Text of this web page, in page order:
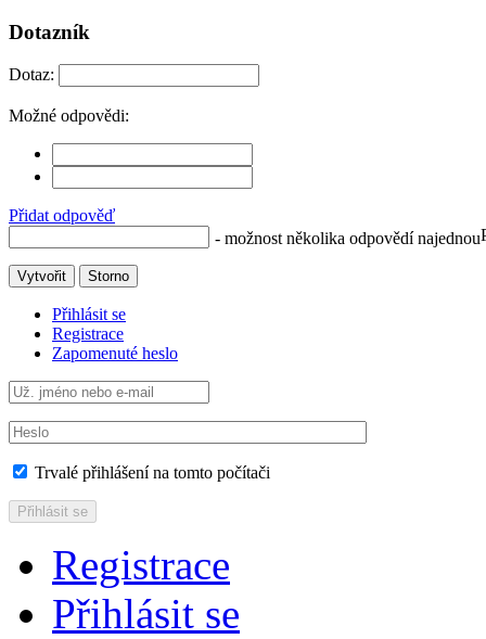
Dotazník
Dotaz:
Možné odpovědi:
Přidat odpověď
- možnost několika odpovědí najednou
Vytvořit Storno
Přihlásit se
Registrace
Zapomenuté heslo
Trvalé přihlášení na tomto počítači
Přihlásit se
Registrace
Přihlásit se